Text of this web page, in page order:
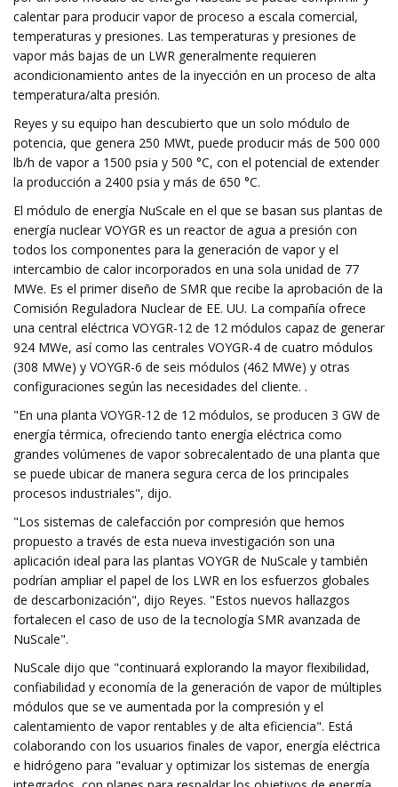
calentar para producir vapor de proceso a escala comercial,
temperaturas y presiones. Las temperaturas y presiones de
vapor más bajas de un LWR generalmente requieren
acondicionamiento antes de la inyección en un proceso de alta
temperatura/alta presión.
Reyes y su equipo han descubierto que un solo módulo de
potencia, que genera 250 MWt, puede producir más de 500 000
lb/h de vapor a 1500 psia y 500 °C, con el potencial de extender
la producción a 2400 psia y más de 650 °C.
El módulo de energía NuScale en el que se basan sus plantas de
energía nuclear VOYGR es un reactor de agua a presión con
todos los componentes para la generación de vapor y el
intercambio de calor incorporados en una sola unidad de 77
MWe. Es el primer diseño de SMR que recibe la aprobación de la
Comisión Reguladora Nuclear de EE. UU. La compañía ofrece
una central eléctrica VOYGR-12 de 12 módulos capaz de generar
924 MWe, así como las centrales VOYGR-4 de cuatro módulos
(308 MWe) y VOYGR-6 de seis módulos (462 MWe) y otras
configuraciones según las necesidades del cliente. .
"En una planta VOYGR-12 de 12 módulos, se producen 3 GW de
energía térmica, ofreciendo tanto energía eléctrica como
grandes volúmenes de vapor sobrecalentado de una planta que
se puede ubicar de manera segura cerca de los principales
procesos industriales", dijo.
"Los sistemas de calefacción por compresión que hemos
propuesto a través de esta nueva investigación son una
aplicación ideal para las plantas VOYGR de NuScale y también
podrían ampliar el papel de los LWR en los esfuerzos globales
de descarbonización", dijo Reyes. "Estos nuevos hallazgos
fortalecen el caso de uso de la tecnología SMR avanzada de
NuScale".
NuScale dijo que "continuará explorando la mayor flexibilidad,
confiabilidad y economía de la generación de vapor de múltiples
módulos que se ve aumentada por la compresión y el
calentamiento de vapor rentables y de alta eficiencia". Está
colaborando con los usuarios finales de vapor, energía eléctrica
e hidrógeno para "evaluar y optimizar los sistemas de energía